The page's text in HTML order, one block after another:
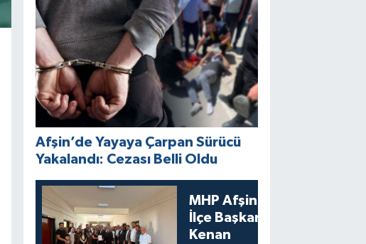
Afşin’de Yayaya Çarpan Sürücü
Yakalandı: Cezası Belli Oldu
MHP Afşin
İlçe Başkanı
Kenan